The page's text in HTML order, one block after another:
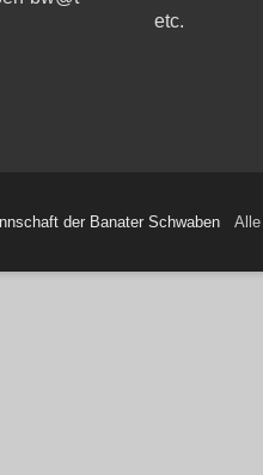
etc.
der Banater Schwaben Alle